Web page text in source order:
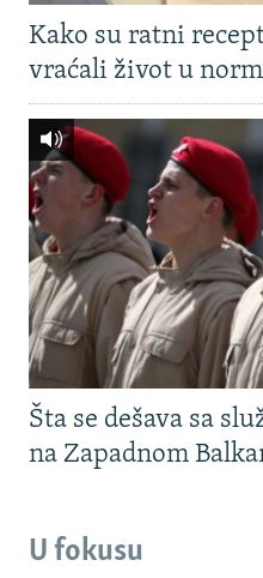
Kako su ratni
vraćali život u
Šta se dešava sa
na Zapadnom
U fokusu